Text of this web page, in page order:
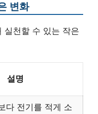
변화
실천할 수 있는 작은
설명
다 전기를 적게 소